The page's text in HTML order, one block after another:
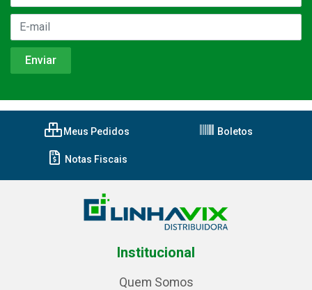
Meus Pedidos Boletos
Notas Fiscais
Institucional
Quem Somos